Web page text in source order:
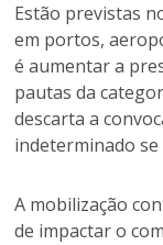
Estão previstas
em portos,
é aumentar a
pautas da
descarta a
indeterminado
A mobilização
de impactar o